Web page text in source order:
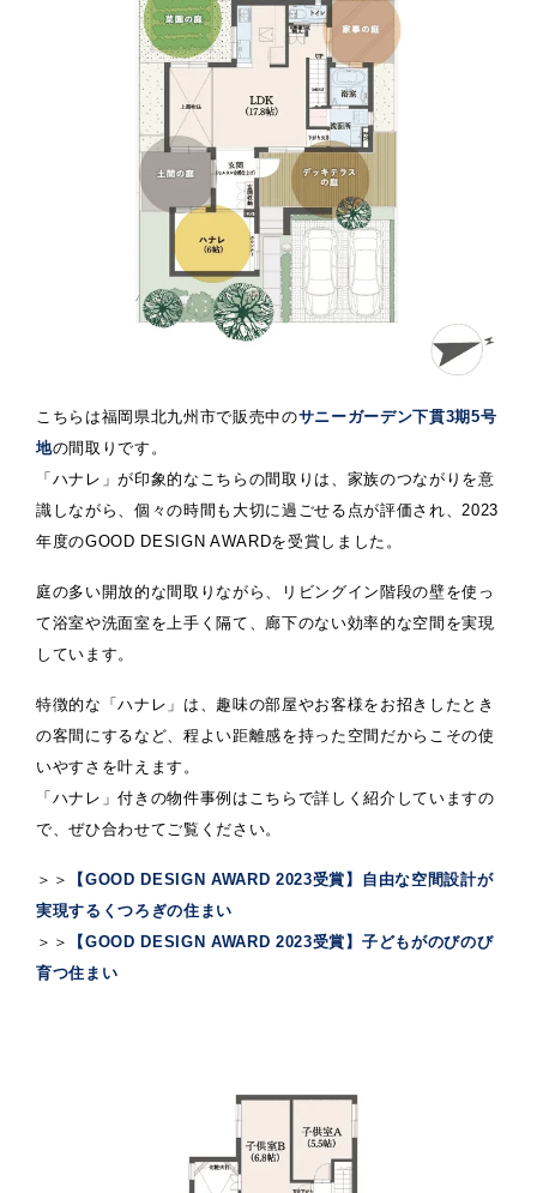
こちらは福岡県北九州市で販売中のサニーガーデン下貫3期5号
地の間取りです。
「ハナレ」が印象的なこちらの間取りは、家族のつながりを意
識しながら、個々の時間も大切に過ごせる点が評価され、2023
年度のGOOD DESIGN AWARDを受賞しました。
庭の多い開放的な間取りながら、リビングイン階段の壁を使っ
て浴室や洗面室を上手く隔て、廊下のない効率的な空間を実現
しています。
特徴的な「ハナレ」は、趣味の部屋やお客様をお招きしたとき
の客間にするなど、程よい距離感を持った空間だからこその使
いやすさを叶えます。
「ハナレ」付きの物件事例はこちらで詳しく紹介していますの
で、ぜひ合わせてご覧ください。
＞＞
【GOOD DESIGN AWARD 2023受賞】自由な空間設計が
実現するくつろぎの住まい
＞＞
【GOOD DESIGN AWARD 2023受賞】子どもがのびのび
育つ住まい